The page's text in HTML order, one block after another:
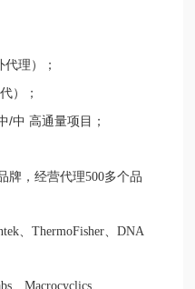
理）；
）；
/中 高通量项目；
牌，经营代理500多个品
、ThermoFisher 、DNA
、Macrocyclics